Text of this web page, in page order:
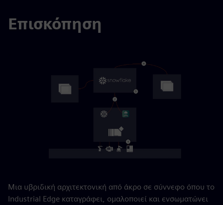
Επισκόπηση
Μια υβριδική αρχιτεκτονική από άκρο σε σύννεφο όπου το
Industrial Edge καταγράφει, ομαλοποιεί και ενσωματώνει